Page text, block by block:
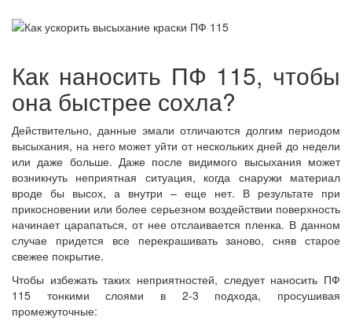
Как наносить ПФ 115, чтобы
она быстрее сохла?
Действительно, данные эмали отличаются долгим периодом
высыхания, на него может уйти от нескольких дней до недели
или даже больше. Даже после видимого высыхания может
возникнуть неприятная ситуация, когда снаружи материал
вроде бы высох, а внутри – еще нет. В результате при
прикосновении или более серьезном воздействии поверхность
начинает царапаться, от нее отслаивается пленка. В данном
случае придется все перекрашивать заново, сняв старое
свежее покрытие.
Чтобы избежать таких неприятностей, следует наносить ПФ
115 тонкими слоями в 2-3 подхода, просушивая
промежуточные: